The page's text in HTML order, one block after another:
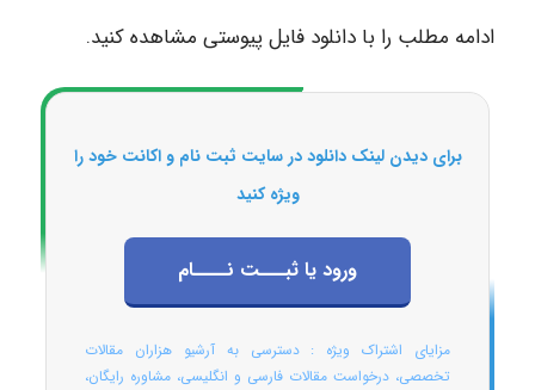
ادامه مطلب را با دانلود فایل پیوستی مشاهده کنید.
برای دیدن لینک دانلود در سایت ثبت نام و اکانت خود را
ویژه کنید
ورود یا ثبـــت نــــام
مزایای اشتراک ویژه : دسترسی به آرشیو هزاران مقالات
تخصصی، درخواست مقالات فارسی و انگلیسی، مشاوره رایگان،